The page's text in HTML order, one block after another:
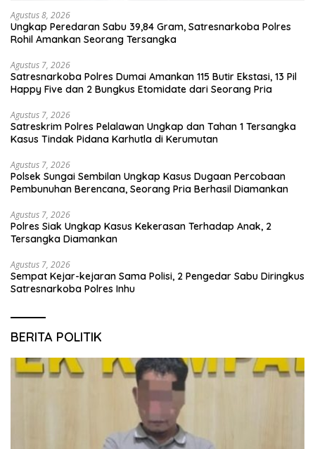
Agustus 8, 2026
Ungkap Peredaran Sabu 39,84 Gram, Satresnarkoba Polres
Rohil Amankan Seorang Tersangka
Agustus 7, 2026
Satresnarkoba Polres Dumai Amankan 115 Butir Ekstasi, 13 Pil
Happy Five dan 2 Bungkus Etomidate dari Seorang Pria
Agustus 7, 2026
Satreskrim Polres Pelalawan Ungkap dan Tahan 1 Tersangka
Kasus Tindak Pidana Karhutla di Kerumutan
Agustus 7, 2026
Polsek Sungai Sembilan Ungkap Kasus Dugaan Percobaan
Pembunuhan Berencana, Seorang Pria Berhasil Diamankan
Agustus 7, 2026
Polres Siak Ungkap Kasus Kekerasan Terhadap Anak, 2
Tersangka Diamankan
Agustus 7, 2026
Sempat Kejar-kejaran Sama Polisi, 2 Pengedar Sabu Diringkus
Satresnarkoba Polres Inhu
BERITA POLITIK